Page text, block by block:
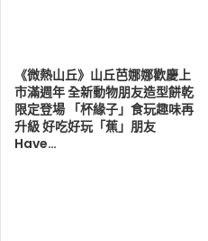
《微熱山丘》山丘芭娜娜歡慶上
市滿週年 全新動物朋友造型餅乾
限定登場 「杯緣子」食玩趣味再
升級 好吃好玩「蕉」朋友
Have…